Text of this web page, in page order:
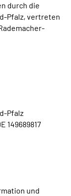
durch die
Pfalz, vertreten
Pfalz
149689817
und